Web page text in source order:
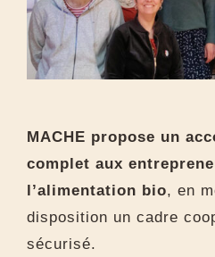
MACHE propose un
complet aux
l’alimentation bio, en
disposition un cadre
sécurisé.